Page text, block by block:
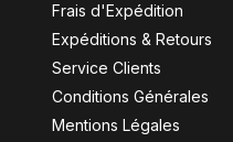
Frais d'Expédition
Expéditions & Retours
Service Clients
Conditions Générales
Mentions Légales